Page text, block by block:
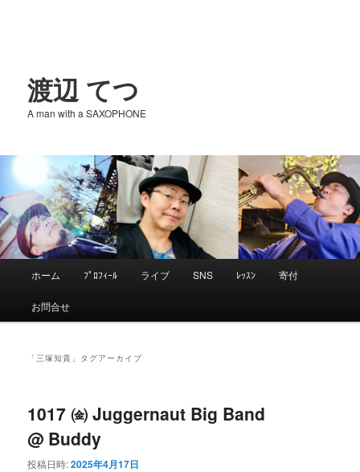
渡辺 てつ
A man with a SAXOPHONE
メ
イ
ン
コ
ン
サ
ブ
コ
ン
テ
ホーム ﾌﾟﾛﾌｨｰﾙ ライブ SNS ﾚｯｽﾝ 寄付
お問合せ
「 三塚知貴 」タグアーカイブ
1017 ㈮ Juggernaut Big Band
@ Buddy
投稿日時:2025年4月17日